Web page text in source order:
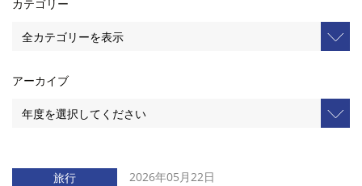
カテゴリー
アーカイブ
旅行 2026年05月22日